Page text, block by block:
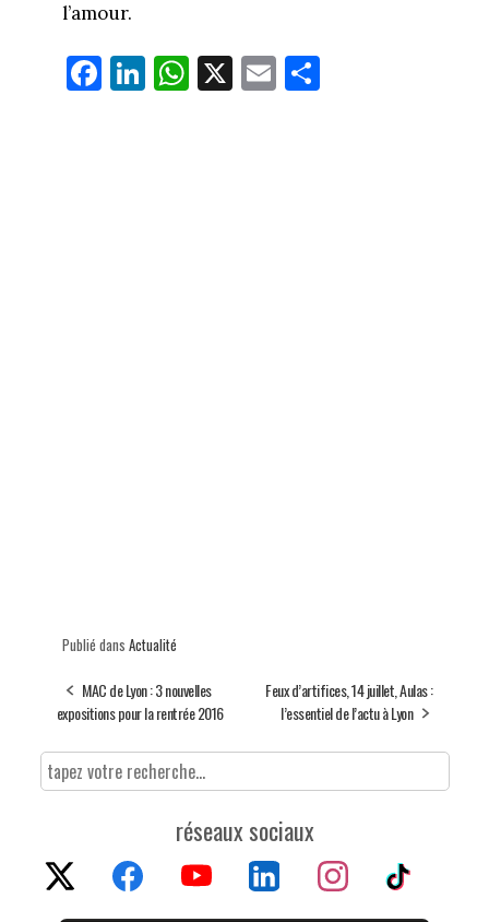
l’amour.
Fa
ce
Li
nk
W
ha
X E
m
Pa
Publié dans Actualité
MAC de Lyon : 3 nouvelles
expositions pour la rentrée 2016
Feux d’artifices, 14 juillet, Aulas :
l’essentiel de l’actu à Lyon
réseaux sociaux